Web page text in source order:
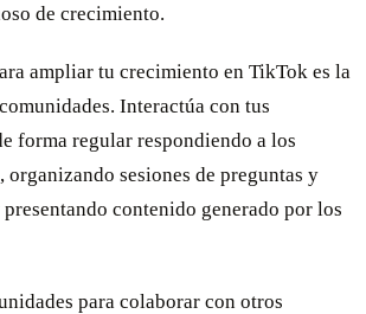
de crecimiento.
ampliar tu crecimiento en TikTok es la
Interactúa con tus
forma regular respondiendo a los
organizando sesiones de preguntas y
presentando contenido generado por los
para colaborar con otros